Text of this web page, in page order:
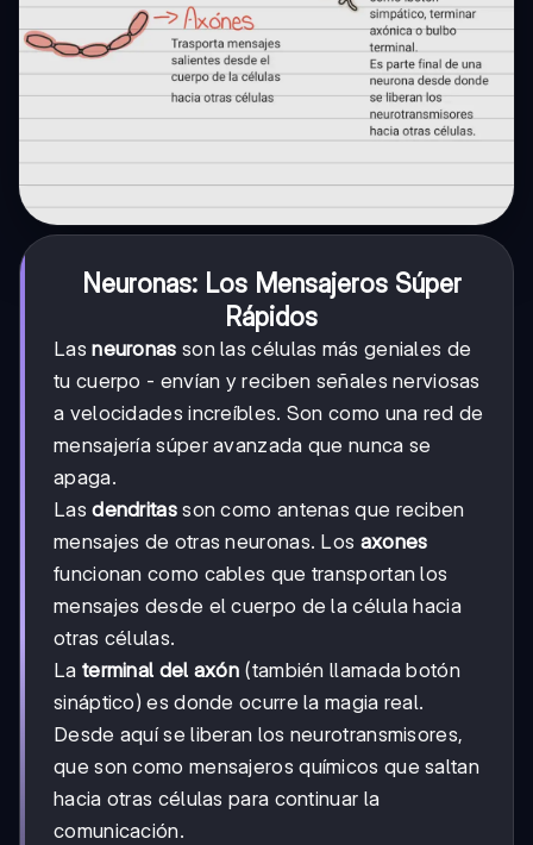
Neuronas: Los Mensajeros Súper
Rápidos
Lasneuronas son las células más geniales de
tu cuerpo - envían y reciben señales nerviosas
a velocidades increíbles. Son como una red de
mensajería súper avanzada que nunca se
apaga.
Lasdendritasson como antenas que reciben
mensajes de otras neuronas. Los axones
funcionan como cables que transportan los
mensajes desde el cuerpo de la célula hacia
otras células.
La terminal del axón (también llamada botón
sináptico) es donde ocurre la magia real.
Desde aquí se liberan los neurotransmisores,
que son como mensajeros químicos que saltan
hacia otras células para continuar la
comunicación.